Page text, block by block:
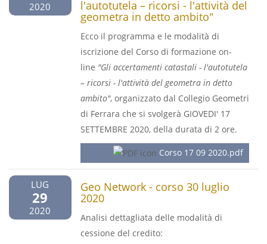
2020 l'autotutela – ricorsi - l'attività del
geometra in detto ambito"
Ecco il programma e le modalità di
iscrizione del Corso di formazione on-
line "Gli accertamenti catastali - l'autotutela
– ricorsi - l'attività del geometra in detto
ambito", organizzato dal Collegio Geometri
di Ferrara che si svolgerà GIOVEDI' 17
SETTEMBRE 2020, della durata di 2 ore.
Corso 17 09 2020.pdf
LUG
29
2020
Geo Network - corso 30 luglio
2020
Analisi dettagliata delle modalità di
cessione del credito: